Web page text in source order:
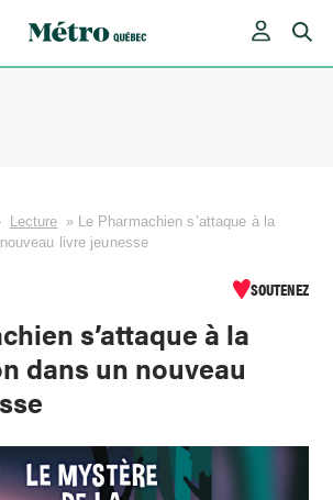
Lecture » Le Pharmachien s’attaque à la
livre jeunesse
SOUTENEZ
s’attaque à la
dans un nouveau